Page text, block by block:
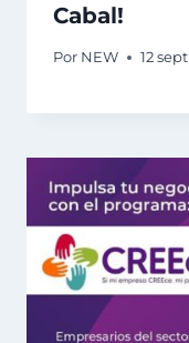
Cabal!
Por NEW 12